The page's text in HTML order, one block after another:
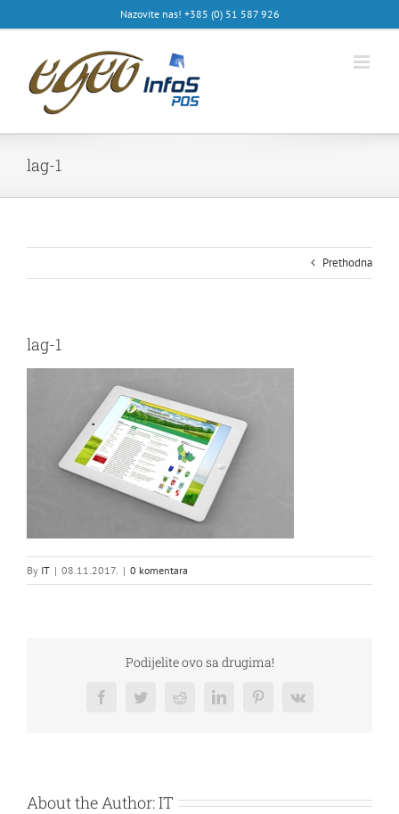
to
Nazovite nas! +385 (0) 51 587 926
lag-1
Prethodna
lag-1
By IT | 08.11.2017. | 0 komentara
Podijelite ovo sa drugima!
FacebookTwitterRedditLinkedInPinterest
Vk
About the Author:IT